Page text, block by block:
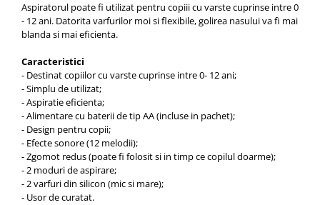
Aspiratorul poate fi utilizat pentru copiii cu varste cuprinse intre 0
- 12 ani. Datorita varfurilor moi si flexibile, golirea nasului va fi mai
blanda si mai eficienta.
Caracteristici
- Destinat copiilor cu varste cuprinse intre 0- 12 ani;
- Simplu de utilizat;
- Aspiratie eficienta;
- Alimentare cu baterii de tip AA (incluse in pachet);
- Design pentru copii;
- Efecte sonore (12 melodii);
- Zgomot redus (poate fi folosit si in timp ce copilul doarme);
- 2 moduri de aspirare;
- 2 varfuri din silicon (mic si mare);
- Usor de curatat.